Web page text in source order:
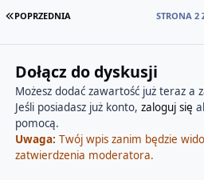
PIERWSZA STRONA
POPRZEDNIA STRONA 2
Dołącz do dyskusji
Możesz dodać zawartość już teraz a
Jeśli posiadasz już konto, zaloguj się
pomocą.
Uwaga: Twój wpis zanim będzie
zatwierdzenia moderatora.